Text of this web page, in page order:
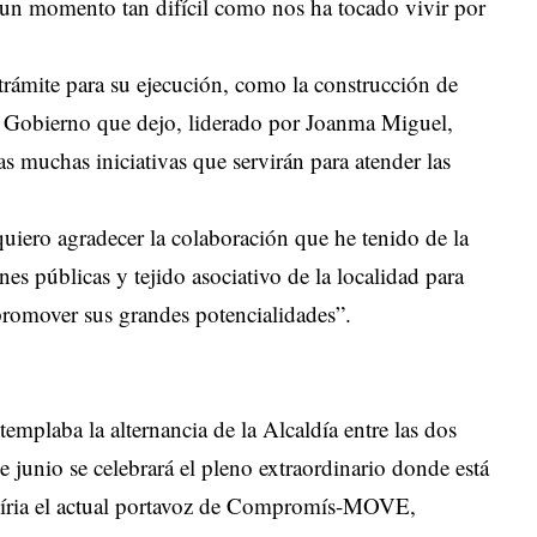
momento tan difícil como nos ha tocado vivir por
para su ejecución, como la construcción de
que dejo, liderado por Joanma Miguel,
muchas iniciativas que servirán para atender las
agradecer la colaboración que he tenido de la
públicas y tejido asociativo de la localidad para
sus grandes potencialidades”.
la alternancia de la Alcaldía entre las dos
se celebrará el pleno extraordinario donde está
el actual portavoz de Compromís-MOVE,